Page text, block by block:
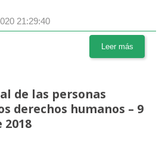
21:29:40
Leer más
de las personas
derechos humanos – 9